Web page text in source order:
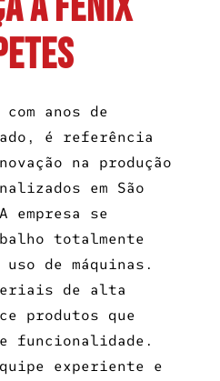
anos de
é referência
na produção
em São
empresa se
totalmente
de máquinas.
de alta
produtos que
e funcionalidade.
experiente e